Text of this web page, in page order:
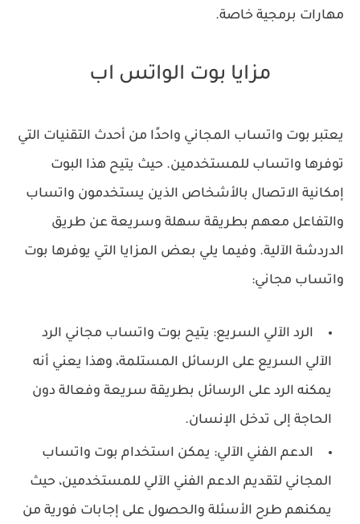
مهارات برمجية خاصة.
مزايا بوت الواتس اب
يعتبر بوت واتساب المجاني واحدًا من أحدث التقنيات التي
توفرها واتساب للمستخدمين. حيث يتيح هذا البوت
إمكانية الاتصال بالأشخاص الذين يستخدمون واتساب
والتفاعل معهم بطريقة سهلة وسريعة عن طريق
الدردشة الآلية. وفيما يلي بعض المزايا التي يوفرها بوت
واتساب مجاني:
الرد الآلي السريع: يتيح بوت واتساب مجاني الرد
الآلي السريع على الرسائل المستلمة، وهذا يعني أنه
يمكنه الرد على الرسائل بطريقة سريعة وفعالة دون
الحاجة إلى تدخل الإنسان.
الدعم الفني الآلي: يمكن استخدام بوت واتساب
المجاني لتقديم الدعم الفني الآلي للمستخدمين، حيث
يمكنهم طرح الأسئلة والحصول على إجابات فورية من